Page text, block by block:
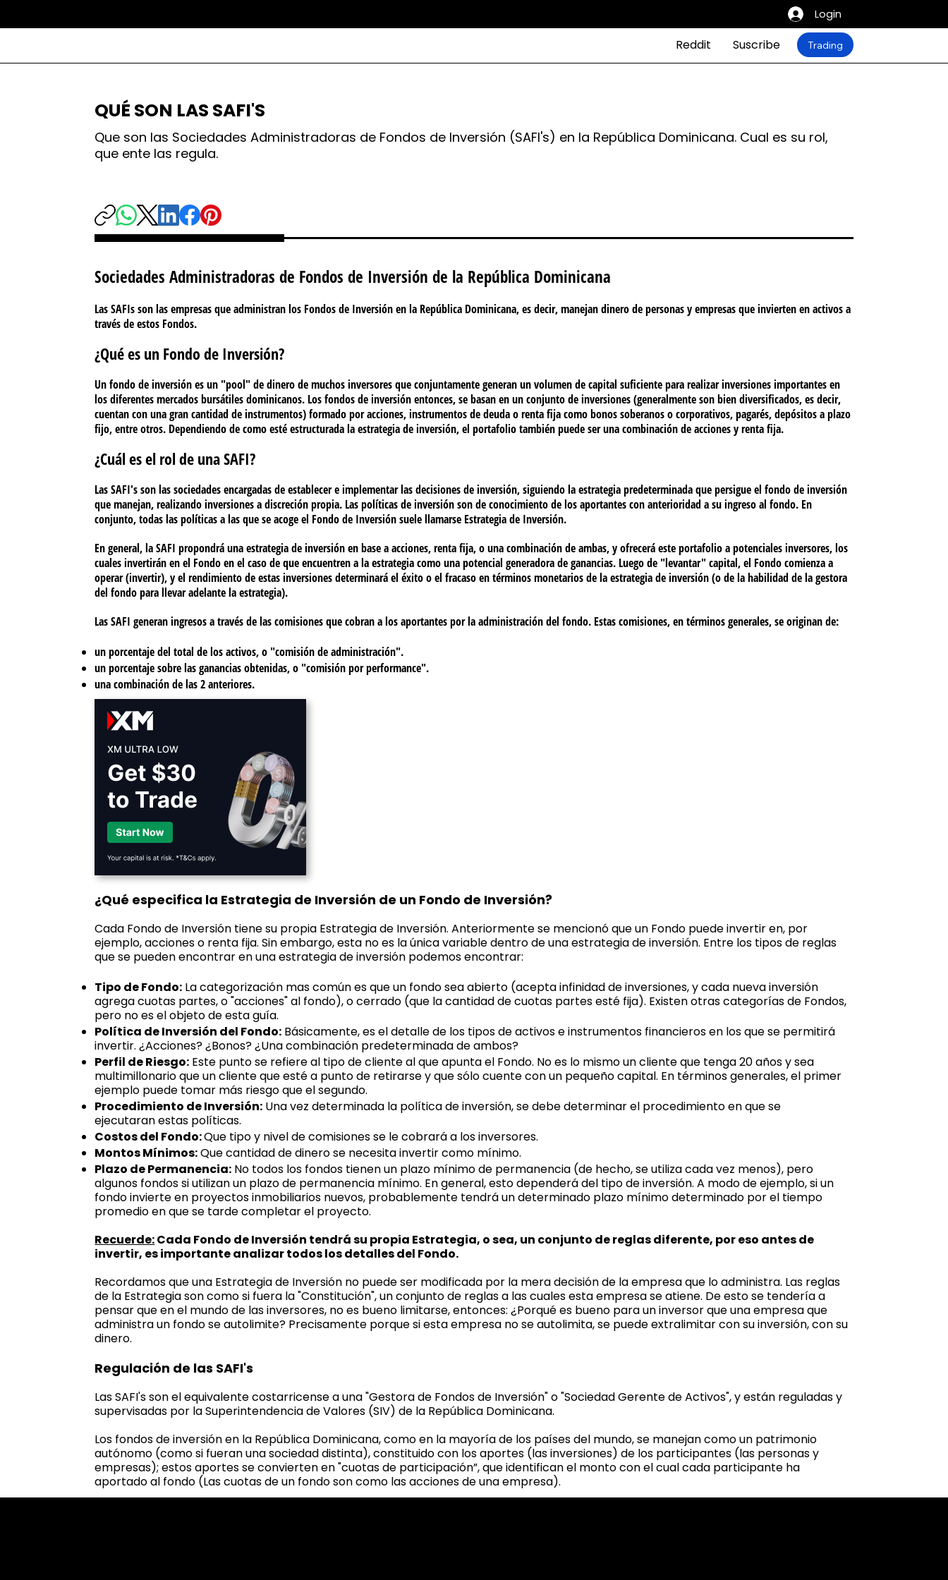
Login
Reddit Suscribe Trading
QUÉ SON LAS SAFI'S
Que son las Sociedades Administradoras de Fondos de Inversión (SAFI's) en la República Dominicana. Cual es su rol,
que ente las regula.
Sociedades Administradoras de Fondos de Inversión de la República Dominicana
Las SAFIs son las empresas que administranlos Fondos de Inversión en la República Dominicana, es decir, manejan dinero de personas y empresas que invierten en activosa
través de estos Fondos.
¿Qué es un Fondo de Inversión?
Un fondo de inversión es un "pool" de dinero de muchos inversores que conjuntamente generan un volumen de capital suficiente para realizar inversiones importantes en
los diferentes mercados bursátiles dominicanos. Los fondos de inversión entonces, se basan en un conjunto de inversiones (generalmente son bien diversificados, es decir,
cuentan con una gran cantidad de instrumentos) formado por acciones, instrumentos de deuda o renta fija como bonos soberanos o corporativos, pagarés, depósitos a plazo
fijo, entre otros. Dependiendo de como esté estructurada la estrategia de inversión, el portafolio también puede ser una combinación de acciones y renta fija.
¿Cuál es el rol de una SAFI?
Las SAFI's son las sociedades encargadas de establecer e implementar las decisiones de inversión, siguiendo la estrategia predeterminada que persigue el fondo de inversión
que manejan, realizando inversiones a discreción propia. Las políticas de inversión son de conocimiento de los aportantes con anterioridad a su ingreso al fondo. En
conjunto, todas las políticas a las que se acoge el Fondo de Inversión suele llamarse Estrategia de Inversión.
En general, la SAFI propondrá una estrategia de inversión en base a acciones, renta fija, o una combinación de ambas, y ofrecerá este portafolio a potenciales inversores, los
cuales invertirán en el Fondo en el caso de que encuentren a la estrategia como una potencial generadora de ganancias. Luego de "levantar" capital, el Fondo comienza a
operar (invertir), y el rendimiento de estas inversiones determinará el éxito o el fracaso en términos monetarios de la estrategia de inversión (o de la habilidad de la gestora
del fondo para llevar adelante la estrategia).
Las SAFI generan ingresos a través de las comisiones que cobran a los aportantes por la administración del fondo. Estas comisiones, en términos generales, se originan de:
un porcentaje del total de los activos, o "comisión de administración".
un porcentaje sobre las ganancias obtenidas, o "comisión por performance".
una combinación de las 2 anteriores.
¿Qué especifica la Estrategia de Inversión de un Fondo de Inversión?
Cada Fondo de Inversión tiene su propia Estrategia de Inversión. Anteriormente se mencionó que un Fondo puede invertir en, por
ejemplo, acciones o renta fija. Sin embargo, esta no es la única variable dentro de una estrategia de inversión. Entre los tipos de reglas
que se pueden encontrar en una estrategia de inversión podemos encontrar:
Tipo de Fondo: La categorización mas común es que un fondo sea abierto (acepta infinidad de inversiones, y cada nueva inversión
agrega cuotas partes, o "acciones" al fondo), o cerrado (que la cantidad de cuotas partes esté fija). Existen otras categorías de Fondos,
pero no es el objeto de esta guía.
Política de Inversión del Fondo: Básicamente, es el detalle de los tipos de activos e instrumentos financieros en los que se permitirá
invertir. ¿Acciones? ¿Bonos? ¿Una combinación predeterminada de ambos?
Perfil de Riesgo: Este punto se refiere al tipo de cliente al que apunta el Fondo. No es lo mismo un cliente que tenga 20 años y sea
multimillonario que un cliente que esté a punto de retirarse y que sólo cuente con un pequeño capital. En términos generales, el primer
ejemplo puede tomar más riesgo que el segundo.
Procedimiento de Inversión: Una vez determinada la política de inversión, se debe determinar el procedimiento en que se
ejecutaran estas políticas.
Costos del Fondo:Que tipo y nivel de comisiones se le cobrará a los inversores.
Montos Mínimos:Que cantidad de dinero se necesita invertir como mínimo.
Plazo de Permanencia: No todos los fondos tienen un plazo mínimo de permanencia (de hecho, se utiliza cada vez menos), pero
algunos fondos si utilizan un plazo de permanencia mínimo. En general, esto dependerá del tipo de inversión. A modo de ejemplo, si un
fondo invierte en proyectos inmobiliarios nuevos, probablemente tendrá un determinado plazo mínimo determinado por el tiempo
promedio en que se tarde completar el proyecto.
Recuerde:Cada Fondo de Inversión tendrá su propia Estrategia, o sea, un conjunto de reglas diferente, por eso antes de
invertir, es importante analizar todos los detalles del Fondo.
Recordamos que una Estrategia de Inversión no puede ser modificada por la mera decisión de la empresa que lo administra. Las reglas
de la Estrategia son como si fuera la "Constitución", un conjunto de reglas a las cuales esta empresa se atiene. De esto se tendería a
pensar que en el mundo de las inversores, no es bueno limitarse, entonces: ¿Porqué es bueno para un inversor que una empresa que
administra un fondo se autolimite? Precisamente porque si esta empresa no se autolimita, se puede extralimitar con su inversión, con su
dinero.
Regulación de las SAFI's
Las SAFI's son el equivalente costarricense a una "Gestora de Fondos de Inversión" o "Sociedad Gerente de Activos", y están reguladas y
supervisadas por la Superintendencia de Valores (SIV) de la República Dominicana.
Los fondos de inversión en la República Dominicana, como en la mayoría de los países del mundo, se manejan como un patrimonio
autónomo (como si fueran una sociedad distinta), constituido con los aportes (las inversiones) de los participantes (las personas y
empresas); estos aportes se convierten en "cuotas de participación”, que identifican el monto con el cual cada participante ha
aportado al fondo (Las cuotas de un fondo son como las acciones de una empresa).